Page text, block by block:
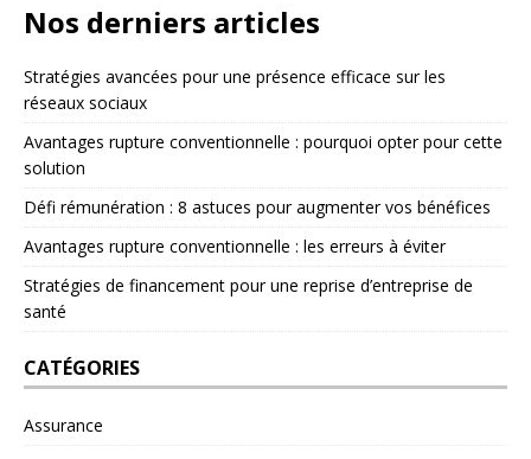
Nos derniers articles
Stratégies avancées pour une présence efficace sur les
réseaux sociaux
Avantages rupture conventionnelle : pourquoi opter pour cette
solution
Défi rémunération : 8 astuces pour augmenter vos bénéfices
Avantages rupture conventionnelle : les erreurs à éviter
Stratégies de financement pour une reprise d’entreprise de
santé
CATÉGORIES
Assurance